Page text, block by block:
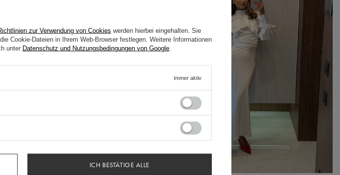
zur Verwendung von Cookies werden hierbei eingehalten. Sie
Cookie-Dateien in Ihrem Web-Browser festlegen. Weitere Informationen
unter Datenschutz und Nutzungsbedingungen von Google
Immer aktiv
ICH BESTÄTIGE ALLE